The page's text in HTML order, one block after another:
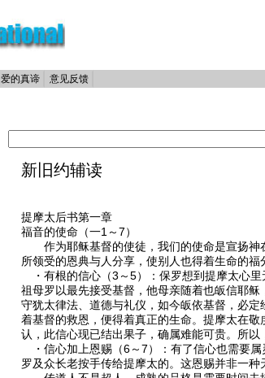
爱的真谛 意见反馈
新旧约辅读
提摩太后书第一章
福音的使命（一1～7）
作为耶稣基督的使徒，我们的使命是宣扬神
所领受的恩典与人分享，使别人也得着生命的福
・有根的信心（3～5）：保罗想到提摩太心里
祖母罗以最先接受基督 ，他母亲随着也皈信耶稣
守犹太律法、道德与礼仪，如今皈依基督 ，必
着基督的救恩，便得着真正的生命。提摩太在
认，此信心现已结出果子，确属难能可贵。所以
・信心加上恩赐（6～7）：有了信心也需要
罗及众长老按手传给提摩太的。这恩赐并非一种